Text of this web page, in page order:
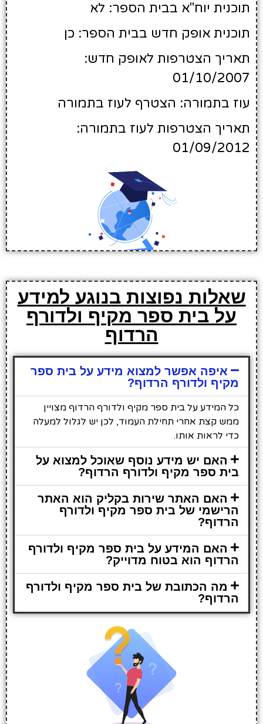
תוכנית יוח"א בבית הספר: לא
תוכנית אופק חדש בבית הספר: כן
תאריך הצטרפות לאופק חדש:
01/10/2007
עוז בתמורה: הצטרף לעוז בתמורה
תאריך הצטרפות לעוז בתמורה:
01/09/2012
שאלות נפוצות בנוגע למידע
על בית ספר מקיף ולדורף
הרדוף
איפה אפשר למצוא מידע על בית ספר
מקיף ולדורף הרדוף?
כל המידע על בית ספר מקיף ולדורף הרדוף מצויין
ממש קצת אחרי תחילת העמוד, לכן יש לגלול למעלה
כדי לראות אותו.
האם יש מידע נוסף שאוכל למצוא על
בית ספר מקיף ולדורף הרדוף?
האם האתר שירות בקליק הוא האתר
הרישמי של בית ספר מקיף ולדורף
הרדוף?
האם המידע על בית ספר מקיף ולדורף
הרדוף הוא בטוח מדוייק?
מה הכתובת של בית ספר מקיף ולדורף
הרדוף?